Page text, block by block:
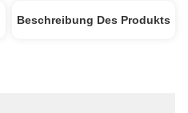
Beschreibung Des Produkts